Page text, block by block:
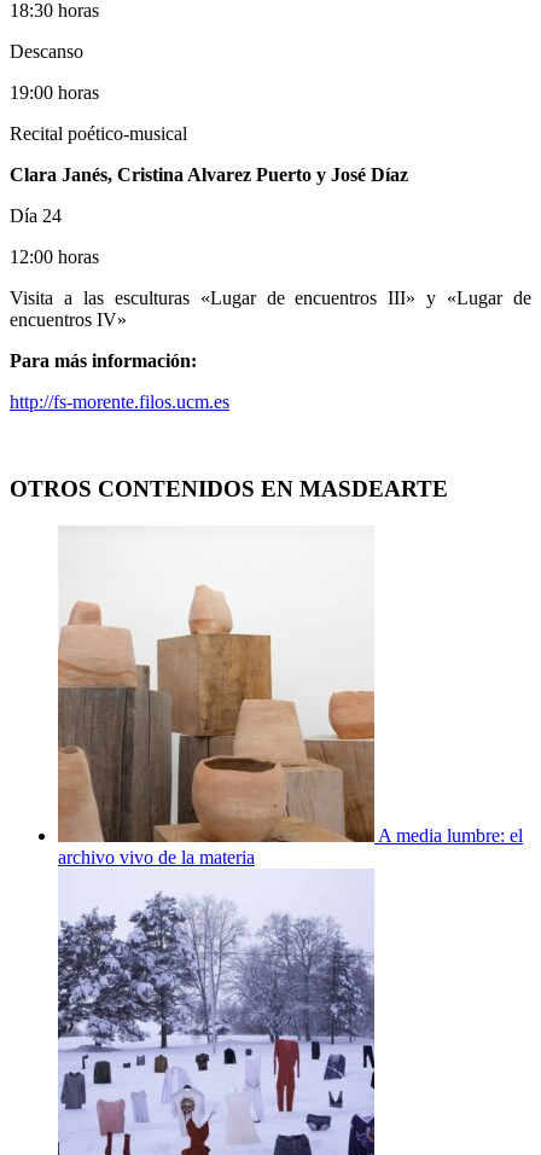
18:30 horas
Descanso
19:00 horas
Recital poético-musical
Clara Janés, Cristina Alvarez Puerto y José Díaz
Día 24
12:00 horas
Visita a las esculturas «Lugar de encuentros III» y «Lugar de
encuentros IV»
Para más información:
http://fs-morente.filos.ucm.es
OTROS CONTENIDOS EN MASDEARTE
A media lumbre: el
archivo vivo de la materia